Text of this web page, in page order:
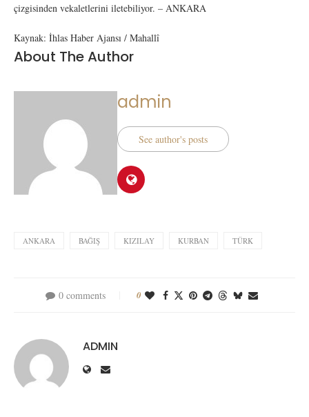
çizgisinden vekaletlerini iletebiliyor. – ANKARA
Kaynak: İhlas Haber Ajansı / Mahallî
About The Author
admin
See author's posts
ANKARA BAĞIŞ KIZILAY KURBAN TÜRK
0 comments 0
ADMIN